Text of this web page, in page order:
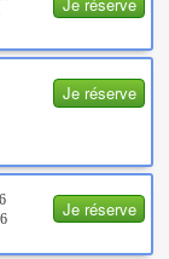
Je réserve
Je réserve